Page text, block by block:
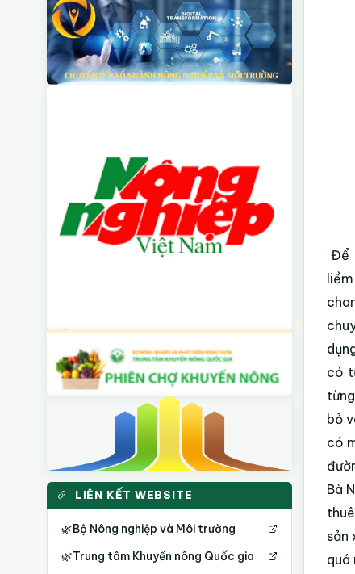
LIÊN KẾT WEBSITE
🌿Bộ Nông nghiệp và Môi trường
🌿Trung tâm Khuyến nông Quốc gia
Để
có
bỏ
có
Bà
sản
quá